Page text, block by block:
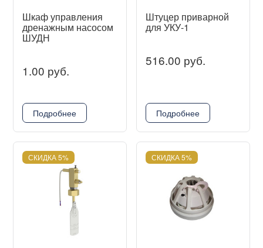
Шкаф управления
дренажным насосом
ШУДН
1.00 руб.
Подробнее
Штуцер приварной
для УКУ-1
516.00 руб.
Подробнее
СКИДКА 5% СКИДКА 5%